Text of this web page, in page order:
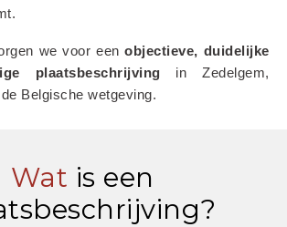
we voor een objectieve, duidelijke
plaatsbeschrijving in Zedelgem,
Belgische wetgeving.
Wat is een